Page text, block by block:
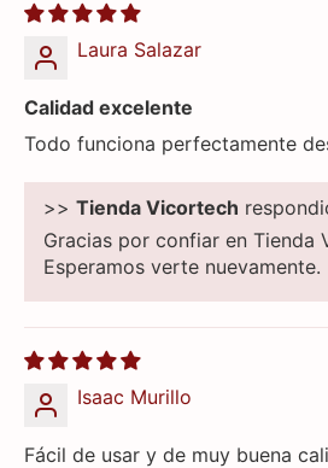
Laura Salazar
Calidad excelente
Todo funciona perfectamente
>> Tienda Vicortech
Gracias por confiar en Tienda
Esperamos verte nuevamente.
Isaac Murillo
Fácil de usar y de muy buena